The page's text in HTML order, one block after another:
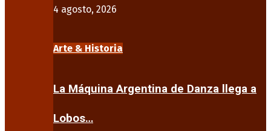
4 agosto, 2026
Arte & Historia
La Máquina Argentina de Danza llega a
Lobos…